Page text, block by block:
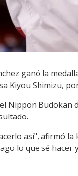
ganó la
Kiyou Shimizu,
Nippon Budokan
así", afirmó
lo que sé